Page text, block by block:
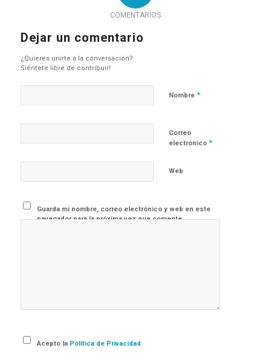
COMENTARIOS
Dejar un comentario
¿Quieres unirte a la conversación?
Siéntete libre de contribuir!
Nombre *
Correo
electrónico *
Web
Guarda mi nombre, correo electrónico y web en este
navegador para la próxima vez que comente.
Acepto la Política de Privacidad